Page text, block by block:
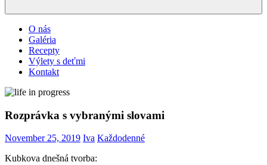
O nás
Galéria
Recepty
Výlety s deťmi
Kontakt
Rozprávka s vybranými slovami
November 25, 2019 Iva Každodenné
Kubkova dnešná tvorba: